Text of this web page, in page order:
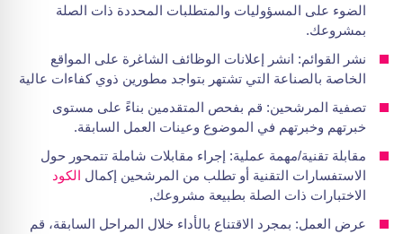
الضوء على المسؤوليات والمتطلبات المحددة ذات الصلة
بمشروعك.
نشر القوائم: انشر إعلانات الوظائف الشاغرة على المواقع
الخاصة بالصناعة التي تشتهر بتواجد مطورين ذوي كفاءات عالية
تصفية المرشحين: قم بفحص المتقدمين بناءً على مستوى
خبرتهم وخبرتهم في الموضوع وعينات العمل السابقة.
مقابلة تقنية/مهمة عملية: إجراء مقابلات شاملة تتمحور حول
الاستفسارات التقنية أو تطلب من المرشحين إكمال الكود
الاختبارات ذات الصلة بطبيعة مشروعك,
عرض العمل: بمجرد الاقتناع بالأداء خلال المراحل السابقة، قم